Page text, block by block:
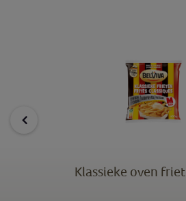
Klassieke oven